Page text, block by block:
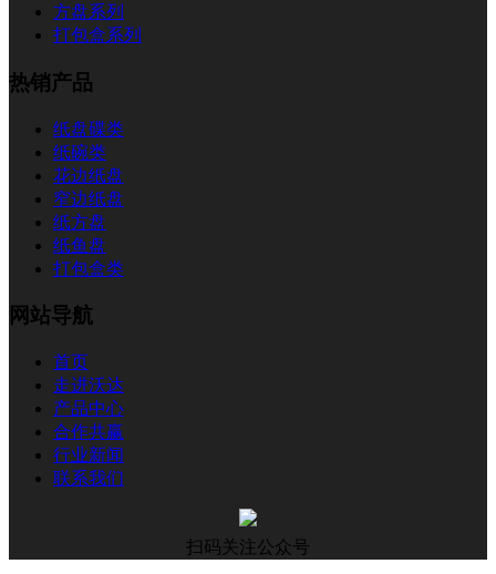
方盘系列
打包盒系列
热销产品
纸盘碟类
纸碗类
花边纸盘
窄边纸盘
纸方盘
纸鱼盘
打包盒类
网站导航
首页
走进沃达
产品中心
合作共赢
行业新闻
联系我们
扫码关注公众号